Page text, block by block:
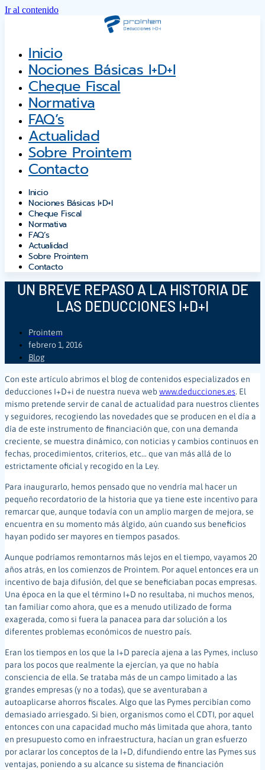
Ir al contenido
Inicio
Nociones Básicas I+D+i
Cheque Fiscal
Normativa
FAQ’s
Actualidad
Sobre Prointem
Contacto
Inicio
Nociones Básicas I+D+i
Cheque Fiscal
Normativa
FAQ’s
Actualidad
Sobre Prointem
Contacto
UN BREVE REPASO A LA HISTORIA DE
LAS DEDUCCIONES I+D+I
Prointem
febrero 1, 2016
Blog
Con este artículo abrimos el blog de contenidos especializados en
deducciones I+D+i de nuestra nueva web www.deducciones.es. El
mismo pretende servir de canal de actualidad para nuestros clientes
y seguidores, recogiendo las novedades que se producen en el día a
día de este instrumento de financiación que, con una demanda
creciente, se muestra dinámico, con noticias y cambios continuos en
fechas, procedimientos, criterios, etc… que van más allá de lo
estrictamente oficial y recogido en la Ley.
Para inaugurarlo, hemos pensado que no vendría mal hacer un
pequeño recordatorio de la historia que ya tiene este incentivo para
remarcar que, aunque todavía con un amplio margen de mejora, se
encuentra en su momento más álgido, aún cuando sus beneficios
hayan podido ser mayores en tiempos pasados.
Aunque podríamos remontarnos más lejos en el tiempo, vayamos 20
años atrás, en los comienzos de Prointem. Por aquel entonces era un
incentivo de baja difusión, del que se beneficiaban pocas empresas.
Una época en la que el término I+D no resultaba, ni muchos menos,
tan familiar como ahora, que es a menudo utilizado de forma
exagerada, como si fuera la panacea para dar solución a los
diferentes problemas económicos de nuestro país.
Eran los tiempos en los que la I+D parecía ajena a las Pymes, incluso
para los pocos que realmente la ejercían, ya que no había
consciencia de ella. Se trataba más de un campo limitado a las
grandes empresas (y no a todas), que se aventuraban a
autoaplicarse ahorros fiscales. Algo que las Pymes percibían como
demasiado arriesgado. Si bien, organismos como el CDTI, por aquel
entonces con una capacidad mucho más limitada que ahora, tanto
en presupuesto como en infraestructura, hacían un gran esfuerzo
por aclarar los conceptos de la I+D, difundiendo entre las Pymes sus
ventajas, poniendo a su alcance su sistema de financiación